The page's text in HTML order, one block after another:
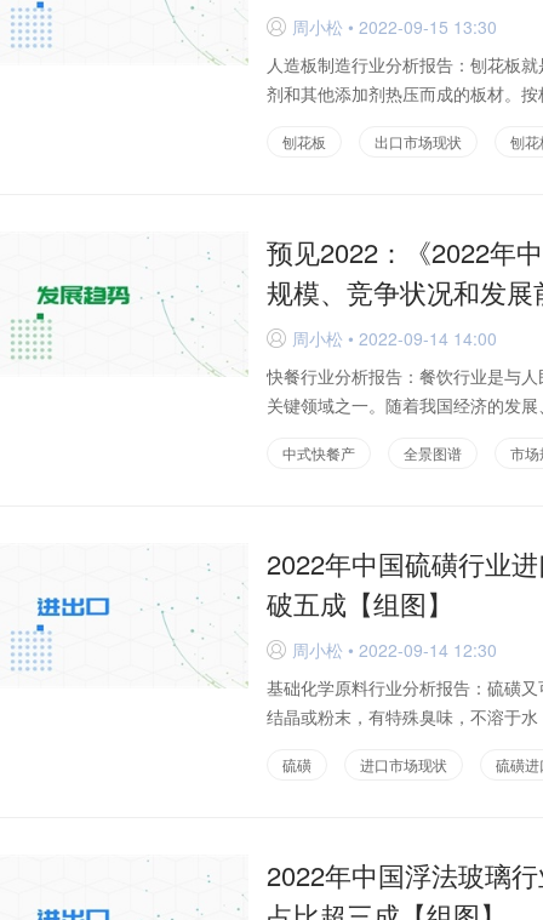
D 周小松 • 2022-09-15 13:30
人造板制造行业分析报告：刨花板
剂和其他添加剂热压而成的板材。
刨花板 出口市场现状 刨花
预见2022：《2022年
规模、竞争状况和发展
D 周小松 • 2022-09-14 14:00
快餐行业分析报告：餐饮行业是与
关键领域之一。随着我国经济的发
中式快餐产 全景图谱 市场
2022年中国硫磺行业
破五成【组图】
D 周小松 • 2022-09-14 12:30
基础化学原料行业分析报告：硫磺
结晶或粉末，有特殊臭味，不溶于
硫磺 进口市场现状 硫磺进
2022年中国浮法玻璃